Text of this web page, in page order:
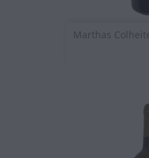
Marthas